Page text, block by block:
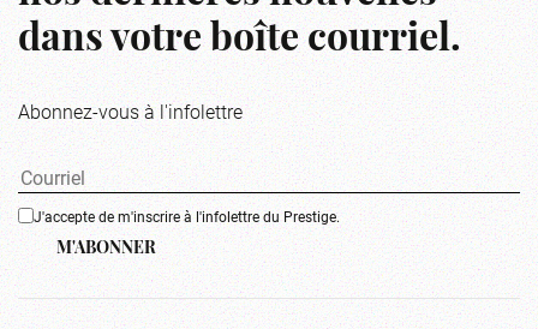
dans votre boîte courriel.
Abonnez-vous à l'infolettre
J'accepte de m'inscrire à l'infolettre du Prestige.
M'ABONNER